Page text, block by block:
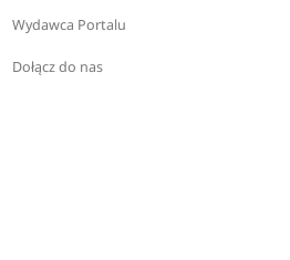
Wydawca Portalu
Dołącz do nas